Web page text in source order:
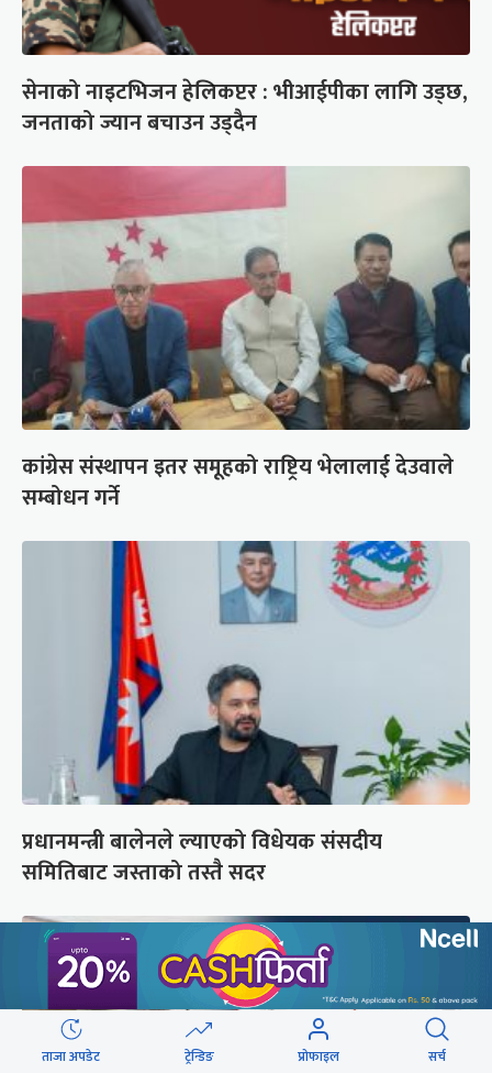
सेनाको नाइटभिजन हेलिकप्टर : भीआईपीका लागि उड्छ,
जनताको ज्यान बचाउन उड्दैन
कांग्रेस संस्थापन इतर समूहको राष्ट्रिय भेलालाई देउवाले
सम्बोधन गर्ने
प्रधानमन्त्री बालेनले ल्याएको विधेयक संसदीय
समितिबाट जस्ताको तस्तै सदर
ताजा अपडेट ट्रेन्डिङ प्रोफाइल सर्च